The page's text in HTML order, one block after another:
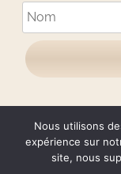
Nous utilisons
expérience sur
site, nous